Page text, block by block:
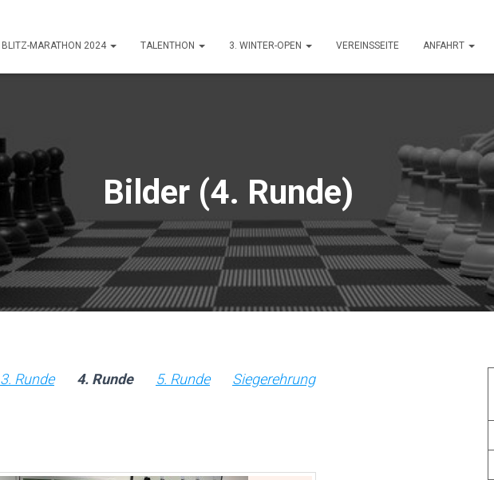
BLITZ-MARATHON 2024 TALENTHON 3. WINTER-OPEN VEREINSSEITE ANFAHRT
Bilder (4. Runde)
3. Runde 4. Runde 5. Runde Siegerehrung